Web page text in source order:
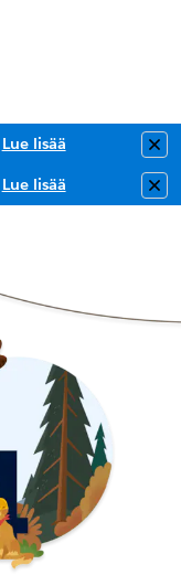
Lue lisää
Lue lisää